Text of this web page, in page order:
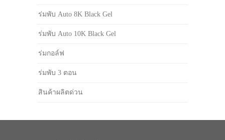
ร่มพับ Auto 8K Black Gel
ร่มพับ Auto 10K Black Gel
ร่มกอล์ฟ
ร่มพับ 3 ตอน
สินค้าผลิตด่วน